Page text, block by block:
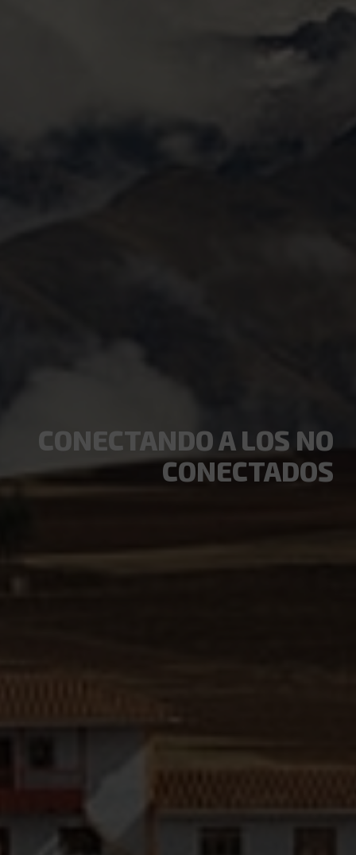
CONECTANDO A LOS NO
CONECTADOS